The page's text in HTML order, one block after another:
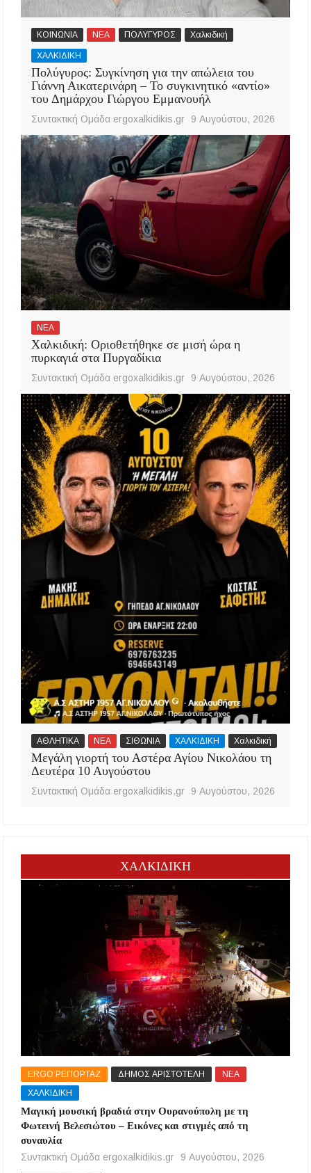
ΚΟΙΝΩΝΙΑ ΝΕΑ ΠΟΛΥΓΥΡΟΣ Χαλκιδική
ΧΑΛΚΙΔΙΚΗ
Πολύγυρος: Συγκίνηση για την απώλεια του
Γιάννη Αικατερινάρη – Το συγκινητικό «αντίο»
του Δημάρχου Γιώργου Εμμανουήλ
Συντακτική Ομάδα ergoxalkidikis.gr 9 Αυγούστου, 2026
ΝΕΑ
Χαλκιδική: Οριοθετήθηκε σε μισή ώρα η
πυρκαγιά στα Πυργαδίκια
Συντακτική Ομάδα ergoxalkidikis.gr 9 Αυγούστου, 2026
ΑΘΛΗΤΙΚΑ ΝΕΑ ΣΙΘΩΝΙΑ ΧΑΛΚΙΔΙΚΗ Χαλκιδική
Μεγάλη γιορτή του Αστέρα Αγίου Νικολάου τη
Δευτέρα 10 Αυγούστου
Συντακτική Ομάδα ergoxalkidikis.gr 9 Αυγούστου, 2026
ΧΑΛΚΙΔΙΚΗ
ERGO ΡΕΠΟΡΤΑΖ ΔΗΜΟΣ ΑΡΙΣΤΟΤΕΛΗ
ΝΕΑ
ΧΑΛΚΙΔΙΚΗ
Μαγική μουσική βραδιά στην Ουρανούπολη με τη
Φωτεινή Βελεσιώτου – Εικόνες και στιγμές από τη
συναυλία
Συντακτική Ομάδα ergoxalkidikis.gr
9 Αυγούστου, 2026